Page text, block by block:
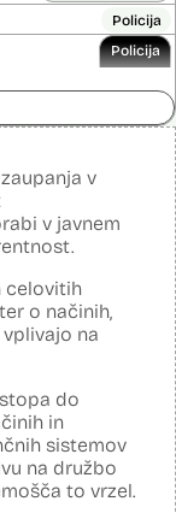
Policija
Policija
Neznana ?
tveganja ter
Po
Name
v primeru ujemanja
v obliki "zadetek oz.
prišlo do ujemanja,
osebi ali na
poda tudi
med preverjenimi
podatkov, pri
posamezne
v
v javnem
celovitih
o načinih,
na
do
in
sistemov
na družbo
to vrzel.